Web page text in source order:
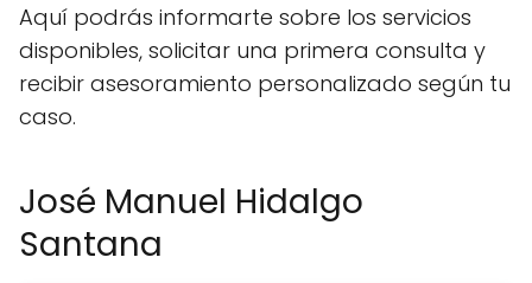
Aquí podrás informarte sobre los servicios
disponibles, solicitar una primera consulta y
recibir asesoramiento personalizado según tu
caso.
José Manuel Hidalgo
Santana